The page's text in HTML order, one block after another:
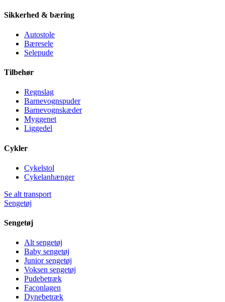
Sikkerhed & bæring
Autostole
Bæresele
Selepude
Tilbehør
Regnslag
Barnevognspuder
Barnevognskæder
Myggenet
Liggedel
Cykler
Cykelstol
Cykelanhænger
Se alt transport
Sengetøj
Sengetøj
Alt sengetøj
Baby sengetøj
Junior sengetøj
Voksen sengetøj
Pudebetræk
Faconlagen
Dynebetræk